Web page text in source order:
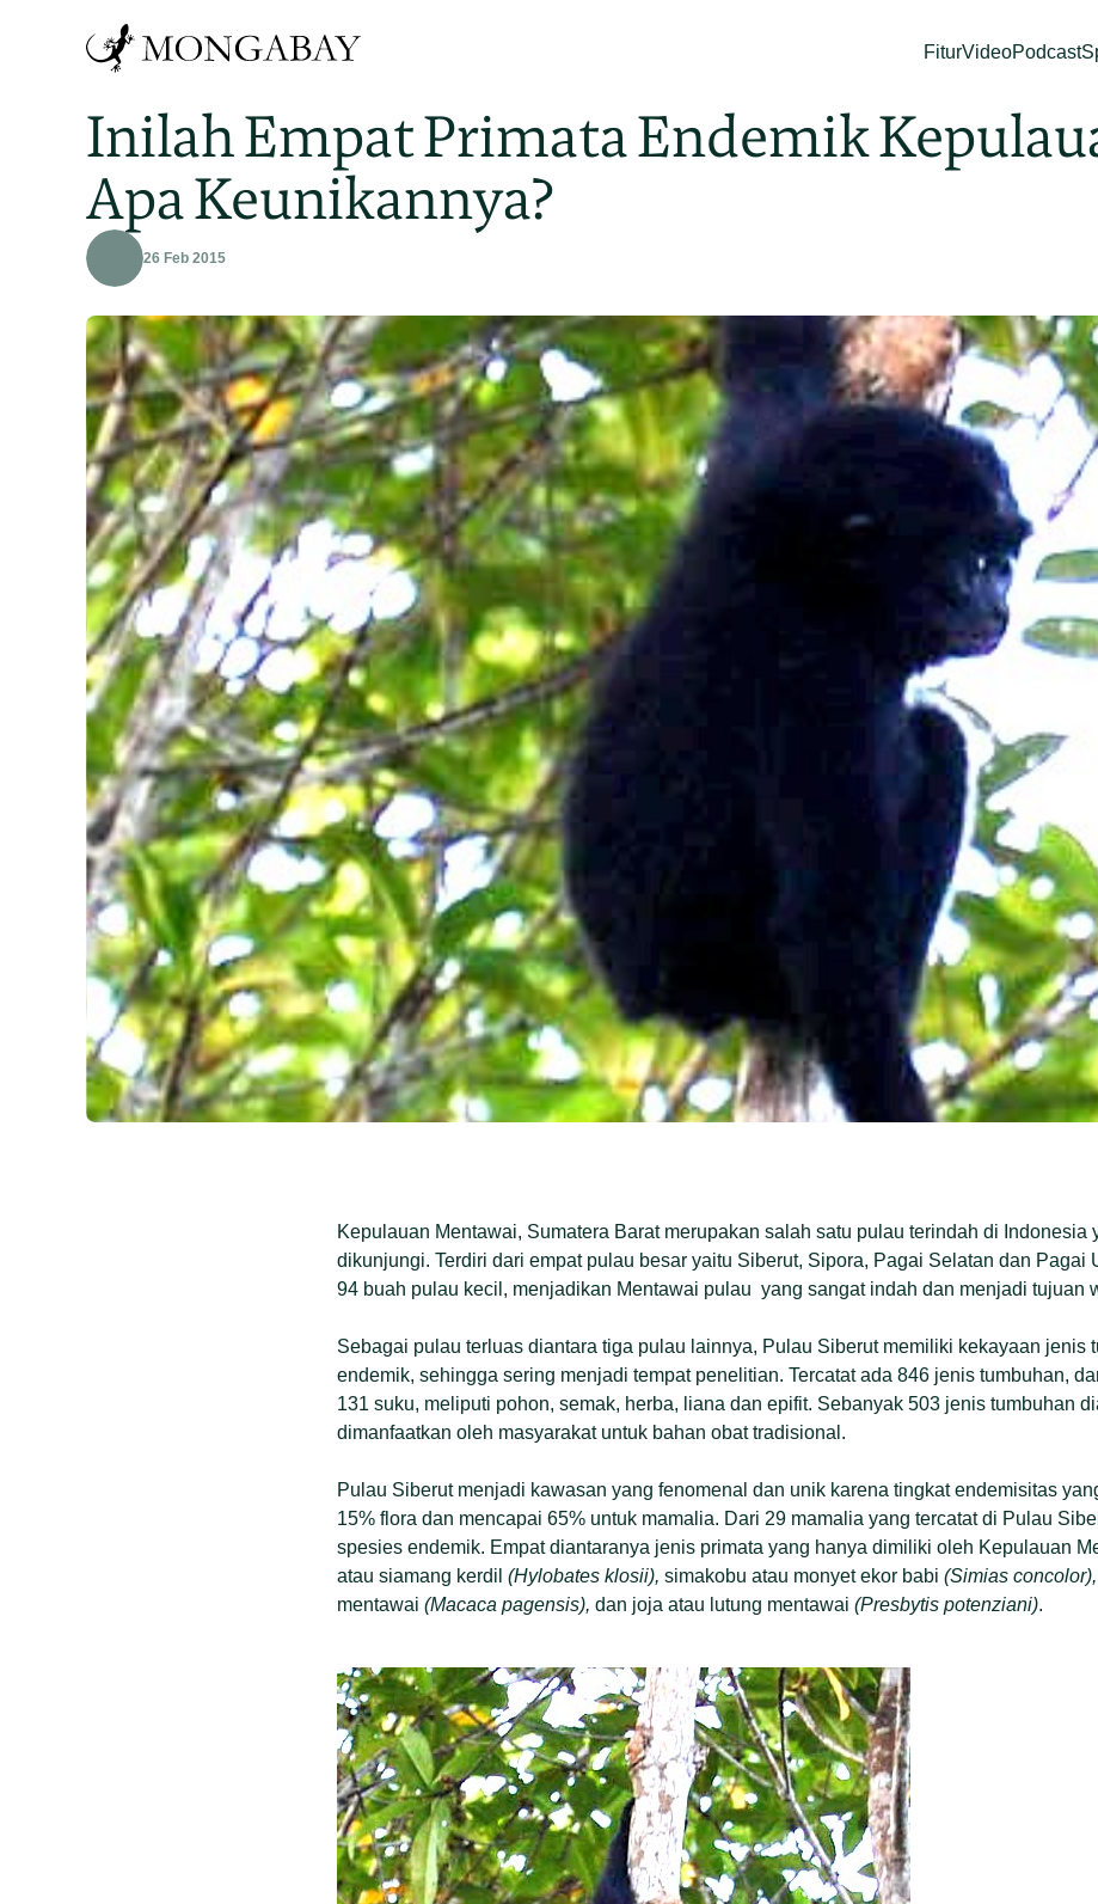
FiturVideoPodcast
Inilah Empat Primata Endemik
Apa Keunikannya?
26 Feb 2015
Kepulauan Mentawai, Sumatera Barat merupakan salah satu pulau terindah di Indonesia
dikunjungi. Terdiri dari empat pulau besar yaitu Siberut, Sipora, Pagai Selatan dan Pagai
94 buah pulau kecil, menjadikan Mentawai pulau yang sangat indah dan menjadi tujuan
Sebagai pulau terluas diantara tiga pulau lainnya, Pulau Siberut memiliki kekayaan jenis
endemik, sehingga sering menjadi tempat penelitian. Tercatat ada 846 jenis tumbuhan,
131 suku, meliputi pohon, semak, herba, liana dan epifit. Sebanyak 503 jenis tumbuhan
dimanfaatkan oleh masyarakat untuk bahan obat tradisional.
Pulau Siberut menjadi kawasan yang fenomenal dan unik karena tingkat endemisitas
15% flora dan mencapai 65% untuk mamalia. Dari 29 mamalia yang tercatat di Pulau
spesies endemik. Empat diantaranya jenis primata yang hanya dimiliki oleh Kepulauan
atau siamang kerdil (Hylobates klosii), simakobu atau monyet ekor babi (Simias concolor),
mentawai (Macaca pagensis), dan joja atau lutung mentawai (Presbytis potenziani).